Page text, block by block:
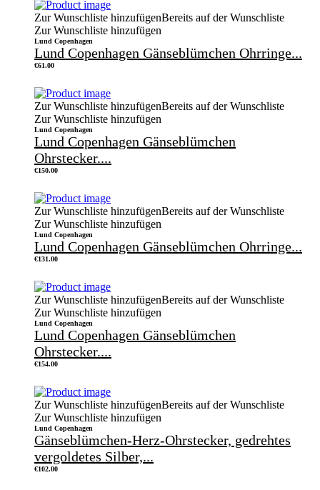
Zur Wunschliste hinzufügenBereits auf der Wunschliste
Zur Wunschliste hinzufügen
Lund Copenhagen
Lund Copenhagen Gänseblümchen Ohrringe...
€61.00
Zur Wunschliste hinzufügenBereits auf der Wunschliste
Zur Wunschliste hinzufügen
Lund Copenhagen
Lund Copenhagen Gänseblümchen
Ohrstecker....
€150.00
Zur Wunschliste hinzufügenBereits auf der Wunschliste
Zur Wunschliste hinzufügen
Lund Copenhagen
Lund Copenhagen Gänseblümchen Ohrringe...
€131.00
Zur Wunschliste hinzufügenBereits auf der Wunschliste
Zur Wunschliste hinzufügen
Lund Copenhagen
Lund Copenhagen Gänseblümchen
Ohrstecker....
€154.00
Zur Wunschliste hinzufügenBereits auf der Wunschliste
Zur Wunschliste hinzufügen
Lund Copenhagen
Gänseblümchen-Herz-Ohrstecker, gedrehtes
vergoldetes Silber,...
€102.00